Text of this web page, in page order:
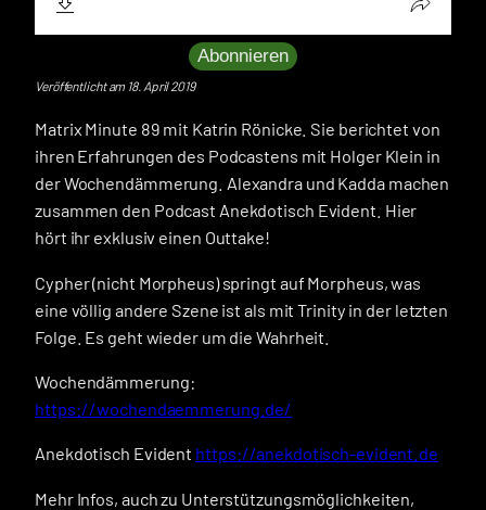
Abonnieren
Veröffentlicht am 18. April 2019
Matrix Minute 89 mit Katrin Rönicke. Sie berichtet von
ihren Erfahrungen des Podcastens mit Holger Klein in
der Wochendämmerung. Alexandra und Kadda machen
zusammen den Podcast Anekdotisch Evident. Hier
hört ihr exklusiv einen Outtake!
Cypher (nicht Morpheus) springt auf Morpheus, was
eine völlig andere Szene ist als mit Trinity in der letzten
Folge. Es geht wieder um die Wahrheit.
Wochendämmerung:
https://wochendaemmerung.de/
Anekdotisch Evident https://anekdotisch-evident.de
Mehr Infos, auch zu Unterstützungsmöglichkeiten,